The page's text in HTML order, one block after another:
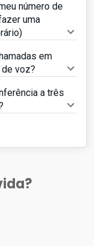
número de
uma
em
voz?
a três